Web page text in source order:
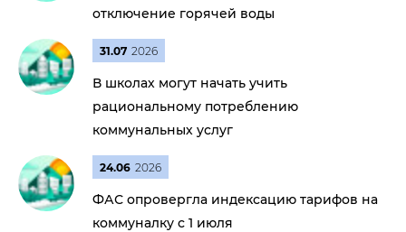
отключение горячей воды
31.07 2026
В школах могут начать учить
рациональному потреблению
коммунальных услуг
24.06 2026
ФАС опровергла индексацию тарифов на
коммуналку с 1 июля